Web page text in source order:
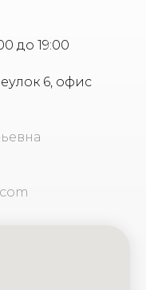
до 19:00
6, офис